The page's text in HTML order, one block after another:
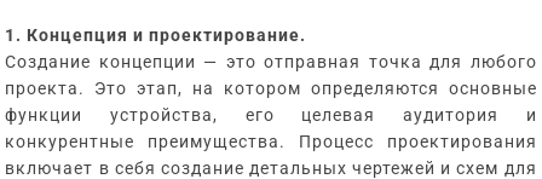
1. Концепция и проектирование.
Создание концепции — это отправная точка для любого
проекта. Это этап, на котором определяются основные
функции устройства, его целевая аудитория и
конкурентные преимущества. Процесс проектирования
включает в себя создание детальных чертежей и схем для